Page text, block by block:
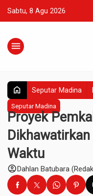
Sabtu, 8 Agu 2026
menu
home Seputar Madina
Seputar Madina
Proyek
Waktu
account_circleDahlan Batubara